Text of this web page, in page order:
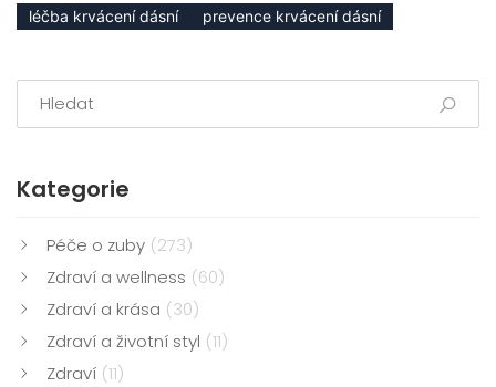
léčba krvácení dásní
prevence krvácení dásní
Kategorie
Péče o zuby (273)
Zdraví a wellness (60)
Zdraví a krása (30)
Zdraví a životní styl (11)
Zdraví (11)